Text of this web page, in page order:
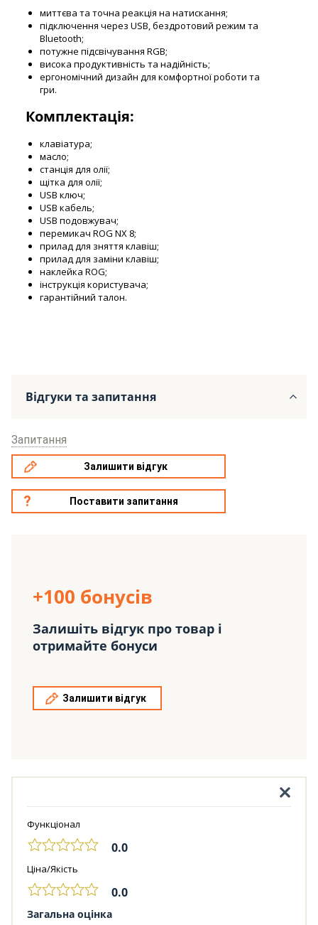
миттєва та точна реакція на натискання;
підключення через USB, бездротовий режим та
Bluetooth;
потужне підсвічування RGB;
висока продуктивність та надійність;
ергономічний дизайн для комфортної роботи та
гри.
Комплектація:
клавіатура;
масло;
станція для олії;
щітка для олії;
USB ключ;
USB кабель;
USB подовжувач;
перемикач ROG NX 8;
прилад для зняття клавіш;
прилад для заміни клавіш;
наклейка ROG;
інструкція користувача;
гарантійний талон.
Відгуки та запитання
Запитання
Залишити відгук
Поставити запитання
+100 бонусів
Залишіть відгук про товар і
отримайте бонуси
Залишити відгук
Функціонал
0.0
Ціна/Якість
0.0
Загальна оцінка